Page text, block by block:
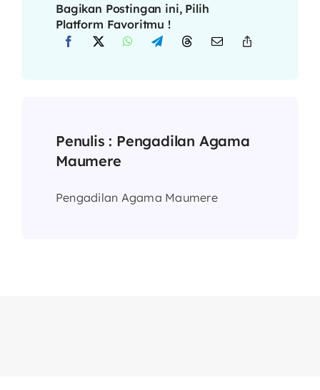
Bagikan Postingan ini, Pilih
Platform Favoritmu !
Penulis : Pengadilan Agama
Maumere
Pengadilan Agama Maumere